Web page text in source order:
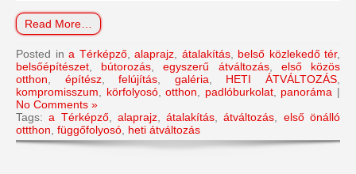
Read More…
Posted in a Térképző, alaprajz átalakítás, belső közlekedő tér,
belsőépítészet
bútorozás ,egyszerű átváltozás, első közös
otthon
építész,felújítás galéria HETI ÁTVÁLTOZÁS
kompromisszum
körfolyosó,otthon padlóburkolat, panoráma |
No Comments »
Tags:a Térképző, alaprajz,átalakítás ,átváltozás
első önálló
ottthon függőfolyosó heti átváltozás